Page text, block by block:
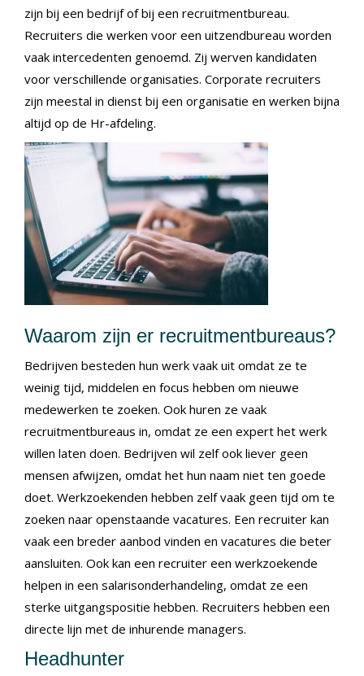
zijn bij een bedrijf of bij een recruitmentbureau.
Recruiters die werken voor een uitzendbureau worden
vaak intercedenten genoemd. Zij werven kandidaten
voor verschillende organisaties. Corporate recruiters
zijn meestal in dienst bij een organisatie en werken bijna
altijd op de Hr-afdeling.
Waarom zijn er recruitmentbureaus?
Bedrijven besteden hun werk vaak uit omdat ze te
weinig tijd, middelen en focus hebben om nieuwe
medewerken te zoeken. Ook huren ze vaak
recruitmentbureaus in, omdat ze een expert het werk
willen laten doen. Bedrijven wil zelf ook liever geen
mensen afwijzen, omdat het hun naam niet ten goede
doet. Werkzoekenden hebben zelf vaak geen tijd om te
zoeken naar openstaande vacatures. Een recruiter kan
vaak een breder aanbod vinden en vacatures die beter
aansluiten. Ook kan een recruiter een werkzoekende
helpen in een salarisonderhandeling, omdat ze een
sterke uitgangspositie hebben. Recruiters hebben een
directe lijn met de inhurende managers.
Headhunter